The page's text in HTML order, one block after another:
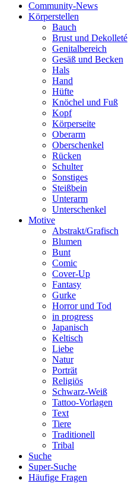
Community-News
Körperstellen
Bauch
Brust und Dekolleté
Genitalbereich
Gesäß und Becken
Hals
Hand
Hüfte
Knöchel und Fuß
Kopf
Körperseite
Oberarm
Oberschenkel
Rücken
Schulter
Sonstiges
Steißbein
Unterarm
Unterschenkel
Motive
Abstrakt/Grafisch
Blumen
Bunt
Comic
Cover-Up
Fantasy
Gurke
Horror und Tod
in progress
Japanisch
Keltisch
Liebe
Natur
Porträt
Religiös
Schwarz-Weiß
Tattoo-Vorlagen
Text
Tiere
Traditionell
Tribal
Suche
Super-Suche
Häufige Fragen